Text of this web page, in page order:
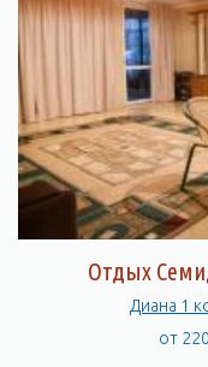
Отдых
Диана 1
от